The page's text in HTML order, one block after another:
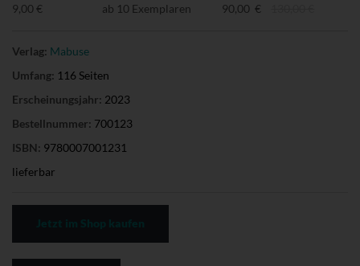
9,00 €
ab 10 Exemplaren 90,00 €
Verlag: Mabuse
Umfang: 116 Seiten
Erscheinungsjahr: 2023
Bestellnummer: 700123
ISBN: 9780007001231
lieferbar